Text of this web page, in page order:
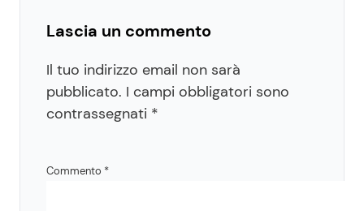
Lascia un commento
Il tuo indirizzo email non sarà
pubblicato. I campi obbligatori sono
contrassegnati *
Commento *